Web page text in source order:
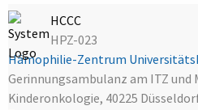
HCCC
HPZ-023
Hämophilie-Zentrum
Gerinnungsambulanz am ITZ und
Kinderonkologie, 40225